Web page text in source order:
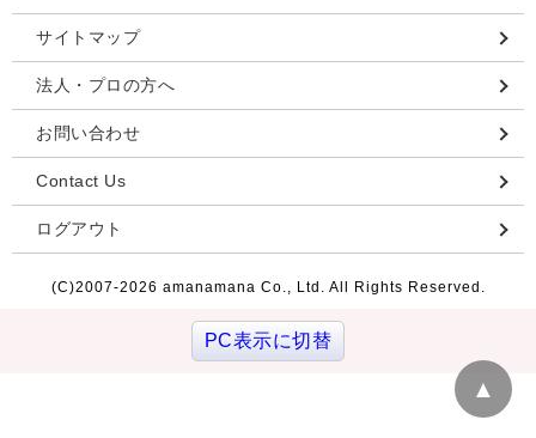
サイトマップ
法人・プロの方へ
お問い合わせ
Contact Us
ログアウト
▲
(C)2007-2026 amanamana Co., Ltd. All Rights Reserved.
PC表示に切替